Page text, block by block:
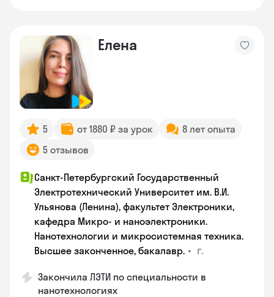
Елена
5 от 1880 ₽ за урок
8 лет опыта
5 отзывов
Санкт-Петербургский Государственный
Электротехнический Университет им. В.И.
Ульянова (Ленина), факультет Электроники,
кафедра Микро- и наноэлектроники.
Нанотехнологии и микросистемная техника.
Высшее законченное, бакалавр. • г.
Закончила ЛЭТИ по специальности в
нанотехнологиях